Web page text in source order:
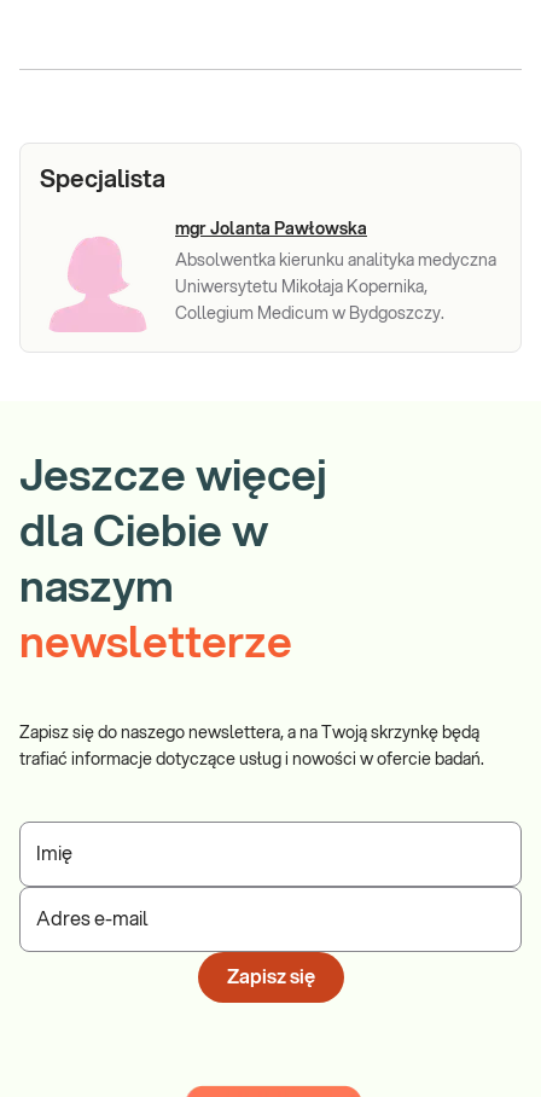
Specjalista
mgr Jolanta Pawłowska
Absolwentka kierunku analityka medyczna
Uniwersytetu Mikołaja Kopernika,
Collegium Medicum w Bydgoszczy.
Jeszcze więcej
dla Ciebie w
naszym
newsletterze
Zapisz się do naszego newslettera, a na Twoją skrzynkę będą
trafiać informacje dotyczące usług i nowości w ofercie badań.
Imię
Adres e-mail
Zapisz się